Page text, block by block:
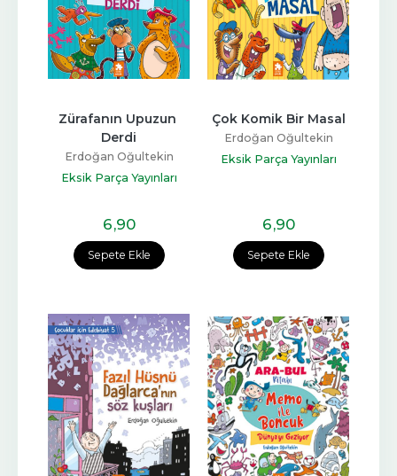
Sepete Ekle
Zürafanın Upuzun
Derdi
Erdoğan Oğultekin
Eksik Parça Yayınları
6,90
Sepete Ekle
Çok Komik Bir Masal
Erdoğan Oğultekin
Eksik Parça Yayınları
6,90